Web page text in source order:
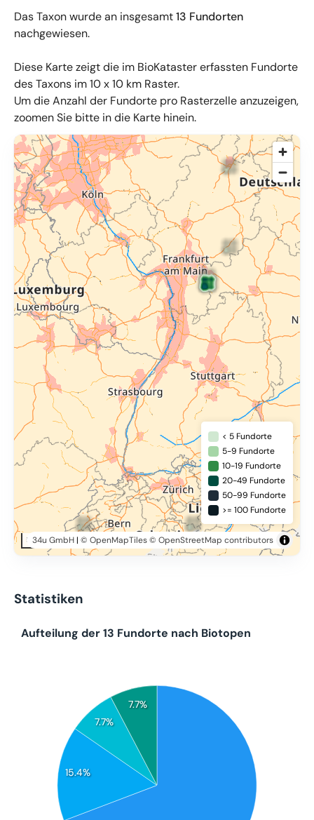
Das Taxon wurde an insgesamt13 Fundorten
nachgewiesen.
Diese Karte zeigt die im BioKataster erfassten Fundorte
des Taxons im 10 x 10 km Raster.
Um die Anzahl der Fundorte pro Rasterzelle anzuzeigen,
zoomen Sie bitte in die Karte hinein.
© OpenMapTiles,OpenStreetMap,34u GmbH
50 km
34u GmbH| © OpenMapTiles© OpenStreetMap contributors
< 5 Fundorte
5-9 Fundorte
10-19 Fundorte
20-49 Fundorte
50-99 Fundorte
>= 100 Fundorte
Statistiken
15.4%
7.7%
7.7%
Aufteilung der 13 Fundorte nach Biotopen